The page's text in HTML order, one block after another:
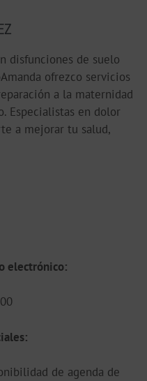
disfunciones de suelo
ofrezco servicios
a la maternidad
Especialistas en dolor
a mejorar tu salud,
electrónico:
de agenda de